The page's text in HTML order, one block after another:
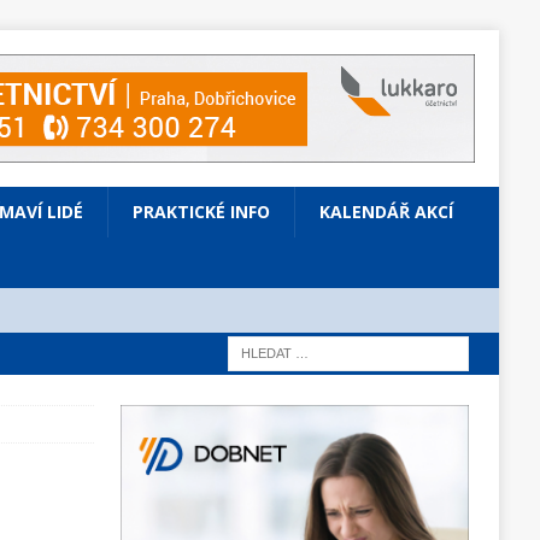
LIDÉ PRAKTICKÉ INFO KALENDÁŘ AKCÍ